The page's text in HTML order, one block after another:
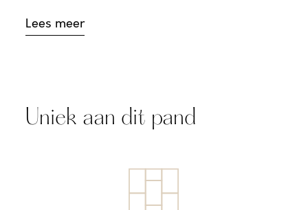
Lees meer
Uniek aan dit pand